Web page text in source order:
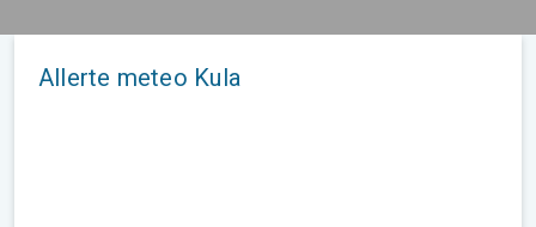
Allerte meteo Kula